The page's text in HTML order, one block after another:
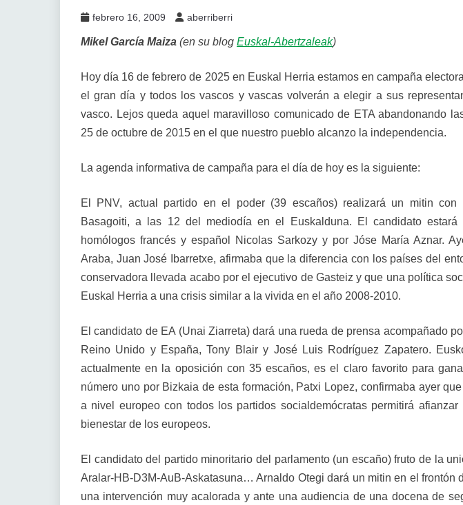
febrero 16, 2009 aberriberri
Mikel García Maiza (en su blog Euskal-Abertzaleak)
Hoy día 16 de febrero de 2025 en Euskal Herria estamos en campaña
el gran día y todos los vascos y vascas volverán a elegir a sus
vasco. Lejos queda aquel maravilloso comunicado de ETA abandonando
25 de octubre de 2015 en el que nuestro pueblo alcanzo la independencia.
La agenda informativa de campaña para el día de hoy es la siguiente:
El PNV, actual partido en el poder (39 escaños) realizará un mitin con
Basagoiti, a las 12 del mediodía en el Euskalduna. El candidato estará
homólogos francés y español Nicolas Sarkozy y por Jóse María Aznar.
Araba, Juan José Ibarretxe, afirmaba que la diferencia con los países del
conservadora llevada acabo por el ejecutivo de Gasteiz y que una política
Euskal Herria a una crisis similar a la vivida en el año 2008-2010.
El candidato de EA (Unai Ziarreta) dará una rueda de prensa acompañado
Reino Unido y España, Tony Blair y José Luis Rodríguez Zapatero.
actualmente en la oposición con 35 escaños, es el claro favorito para
número uno por Bizkaia de esta formación, Patxi Lopez, confirmaba ayer
a nivel europeo con todos los partidos socialdemócratas permitirá
bienestar de los europeos.
El candidato del partido minoritario del parlamento (un escaño) fruto de la
Aralar-HB-D3M-AuB-Askatasuna… Arnaldo Otegi dará un mitin en el frontón
una intervención muy acalorada y ante una audiencia de una docena de